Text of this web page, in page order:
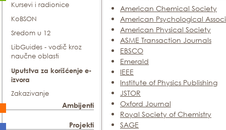
Kursevi i radionice
KoBSON
Sredom u 12
LibGuides - vodič kroz
naučne oblasti
Uputstva za korišćenje e-
izvora
Zakazivanje
Ambijenti
Projekti
American Chemical Society
American Psychological
American Physical Society
ASME Transaction Journals
EBSCO
Emerald
IEEE
Institute of Physics Publishing
JSTOR
Oxford Journal
Royal Society of Chemistry
SAGE